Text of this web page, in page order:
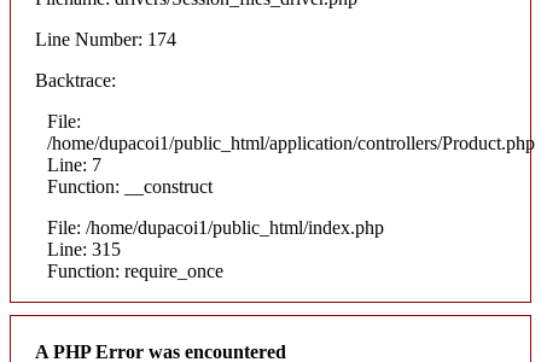
Line Number: 174
Backtrace:
File:
/home/dupacoi1/public_html/application/controllers/Product.php
Line: 7
Function: __construct
File: /home/dupacoi1/public_html/index.php
Line: 315
Function: require_once
A PHP Error was encountered